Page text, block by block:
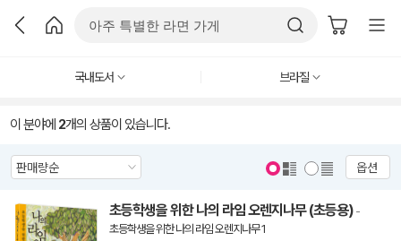
국내도서 브라질
이 분야에 2개의 상품이 있습니다.
옵션
초등학생을 위한 나의 라임 오렌지나무 (초등용) -
초등학생을 위한 나의 라임 오렌지나무 1